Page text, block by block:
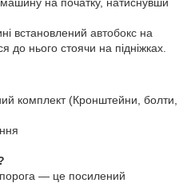
встановлений автобокс на
до нього стоячи на підніжках.
комплект (Кронштейни, болти,
— це посилений